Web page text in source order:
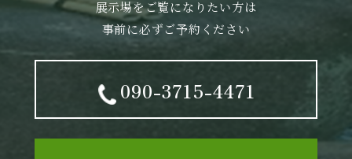
展示場をご覧になりたい方は
事前に必ずご予約ください
090-3715-4471